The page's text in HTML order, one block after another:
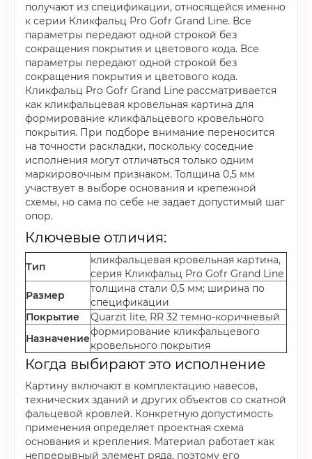
получают из спецификации, относящейся именно
к серии Кликфальц Pro Gofr Grand Line. Все
параметры передают одной строкой без
сокращения покрытия и цветового кода. Все
параметры передают одной строкой без
сокращения покрытия и цветового кода.
Кликфальц Pro Gofr Grand Line рассматривается
как кликфальцевая кровельная картина для
формирование кликфальцевого кровельного
покрытия. При подборе внимание переносится
на точности раскладки, поскольку соседние
исполнения могут отличаться только одним
маркировочным признаком. Толщина 0,5 мм
участвует в выборе основания и крепежной
схемы, но сама по себе не задает допустимый шаг
опор.
Ключевые отличия:
Тип
кликфальцевая кровельная картина,
серия Кликфальц Pro Gofr Grand Line
Размер
толщина стали 0,5 мм; ширина по
спецификации
Покрытие
Quarzit lite, RR 32 темно-коричневый
Назначение
формирование кликфальцевого
кровельного покрытия
Когда выбирают это исполнение
Картину включают в комплектацию навесов,
технических зданий и других объектов со скатной
фальцевой кровлей. Конкретную допустимость
применения определяет проектная схема
основания и крепления. Материал работает как
непрерывный элемент ряда, поэтому его